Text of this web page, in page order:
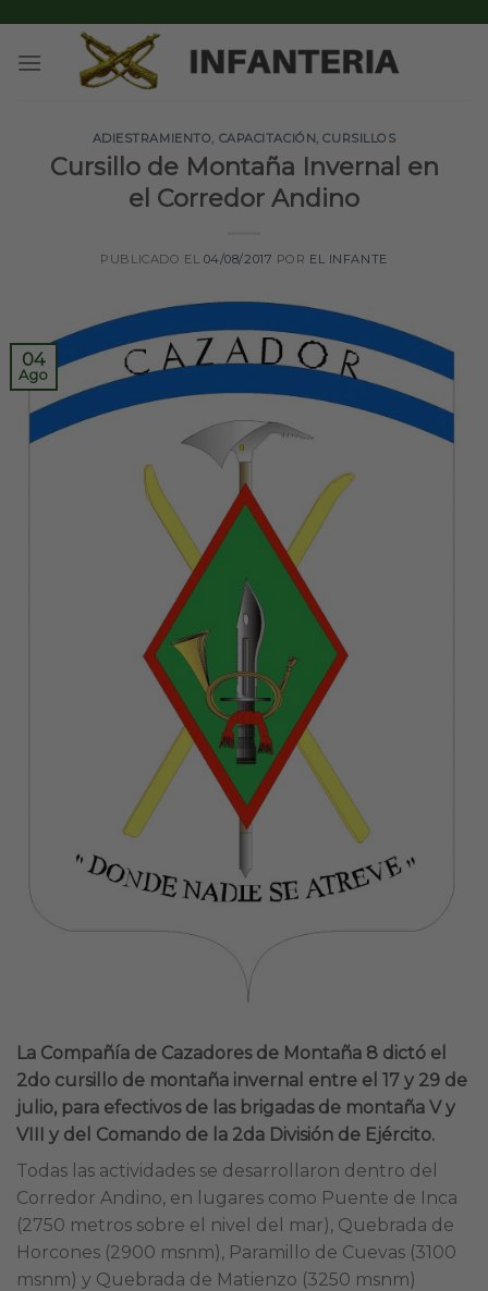
content
ADIESTRAMIENTO, CAPACITACIÓN,CURSILLOS
Cursillo de Montaña Invernal en
el Corredor Andino
PUBLICADO EL 04/08/2017 POR EL INFANTE
04
Ago
La Compañía de Cazadores de Montaña 8 dictó el
2do cursillo de montaña invernal entre el 17 y 29 de
julio, para efectivos de las brigadas de montaña V y
VIII y del Comando de la 2da División de Ejército.
Todas las actividades se desarrollaron dentro del
Corredor Andino, en lugares como Puente de Inca
(2750 metros sobre el nivel del mar), Quebrada de
Horcones (2900 msnm), Paramillo de Cuevas (3100
msnm) y Quebrada de Matienzo (3250 msnm)